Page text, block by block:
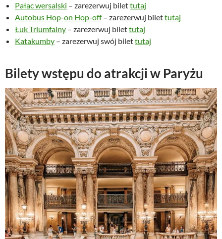
Pałac wersalski – zarezerwuj bilettutaj
Autobus Hop-on Hop-off– zarezerwuj bilettutaj
Łuk Triumfalny – zarezerwuj bilettutaj
Katakumby – zarezerwuj swój bilettutaj
Bilety wstępu do atrakcji w Paryżu